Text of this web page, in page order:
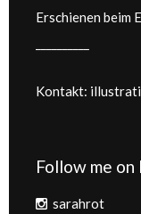
Erschienen beim
Kontakt:
Follow me
sarahrot